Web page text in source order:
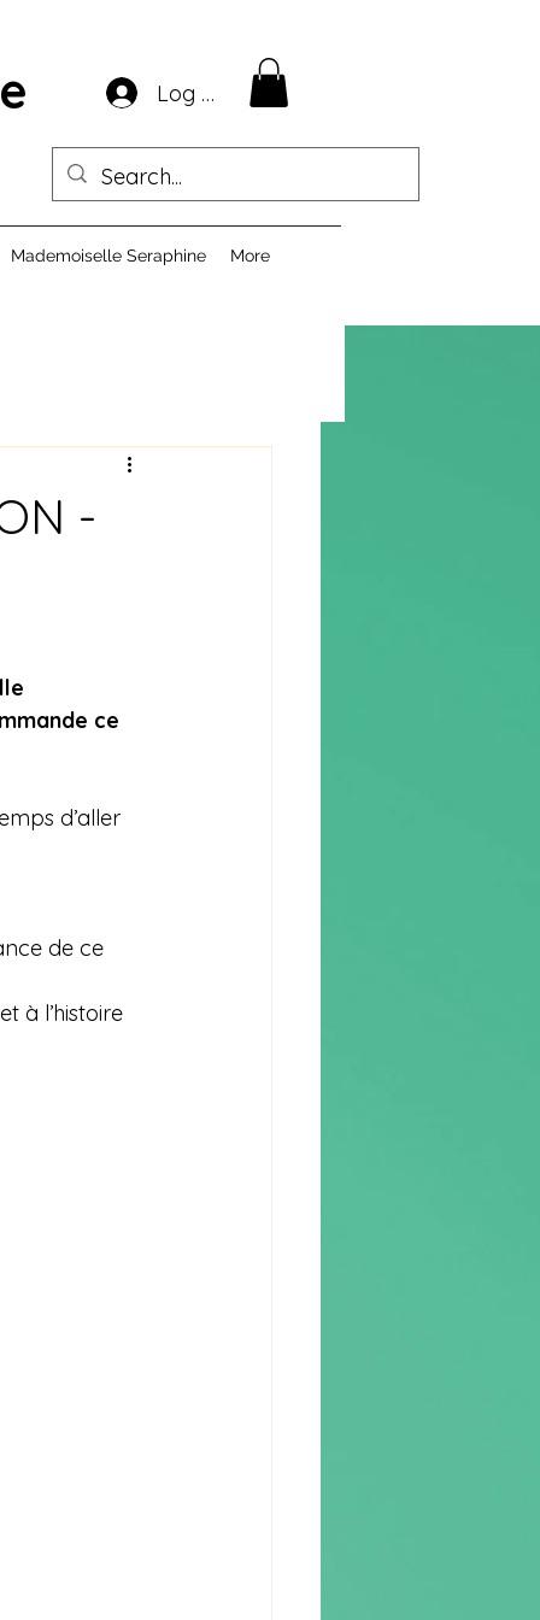
Log In
Mademoiselle Seraphine More
-
ce
d’aller
de ce
à l’histoire